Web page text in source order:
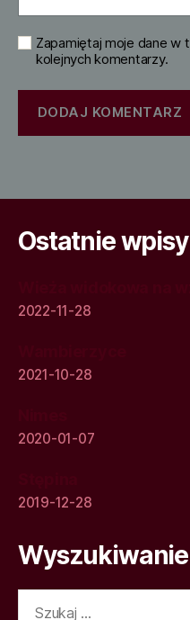
Zapamiętaj moje dane w
kolejnych komentarzy.
Ostatnie wpisy
2022-11-28
2021-10-28
2020-01-07
2019-12-28
Wyszukiwanie